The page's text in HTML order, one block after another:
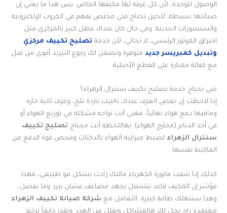
الوصول للوحدة، لأن كل غرفة لها مكيفها الخاص. بس هذا ما يعني إن
صيانتها بسيطة، للحين تحتاج فني مختص يفهم في الكروت الإلكترونية
والسنسورات الحديثة. وفي حال كان عندك عطل كبير بالمركزي مثل
احتراق الموتور الرئيسي، لا تحاتي، لأن خدمة تصليح تكييف مركزي
وتبديل كمبريسر جديد متوفرة وتضمن لك رجوع التبريد أقوى من قبل
مع كفالة ممتازة على القطع الأصلية.
متى تحتاج خدمة تصليح تكييف سنترال الزهراء؟
إذا لاحظت إن بعض الغرف عندك بالبيت باردة ثلج، وغرف ثانية حارة
ومافيها دفع هواء نهائياً، فهني أنت تواجه مشكلة في توزيع الهواء أو
في أحد الدنابر (مخارج الهواء). بهاللحظة أنت محتاج تصليح تكييف
سنترال الزهراء لضبط ميزانية الهواء بالدكتات وفحص قوة الدفع من
الماكينة نفسها.
كذلك إذا شفت فاتورة الكهرباء مالتك زادت بشكل مو طبيعي، فهذا
مؤشر إن المكيف قاعد يشتغل بجهد مضاعف عشان يبرد وما يفصل،
وهذا يستهلك طاقة كبيرة. التعامل مع شركة صيانة تكييف الزهراء
معتمدة راح يحل لك هالمشاكل ويقلل من الهدر. وتقدر دايماً ترجع